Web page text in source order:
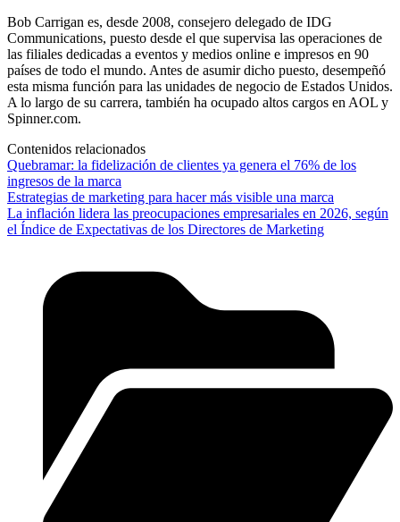
Bob Carrigan es, desde 2008, consejero delegado de IDG
Communications, puesto desde el que supervisa las operaciones de
las filiales dedicadas a eventos y medios online e impresos en 90
países de todo el mundo. Antes de asumir dicho puesto, desempeñó
esta misma función para las unidades de negocio de Estados Unidos.
A lo largo de su carrera, también ha ocupado altos cargos en AOL y
Spinner.com.
Contenidos relacionados
Quebramar: la fidelización de clientes ya genera el 76% de los
ingresos de la marca
Estrategias de marketing para hacer más visible una marca
La inflación lidera las preocupaciones empresariales en 2026, según
el Índice de Expectativas de los Directores de Marketing